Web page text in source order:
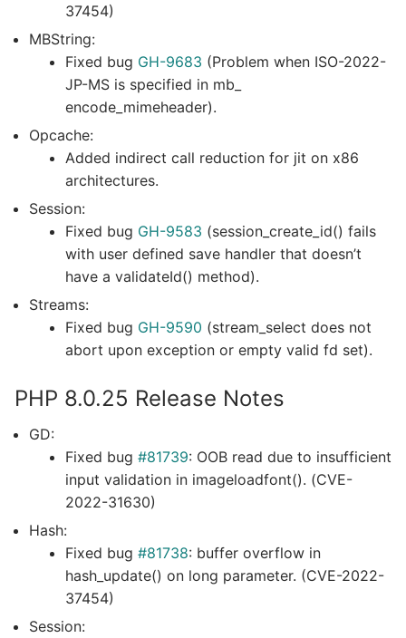
37454)
MBString:
Fixed bug GH-9683 (Problem when ISO-2022-
JP-MS is specified in mb_
encode_mimeheader).
Opcache:
Added indirect call reduction for jit on x86
architectures.
Session:
Fixed bug GH-9583 (session_create_id() fails
with user defined save handler that doesn’t
have a validateId() method).
Streams:
Fixed bug GH-9590 (stream_select does not
abort upon exception or empty valid fd set).
PHP 8.0.25 Release Notes
GD:
Fixed bug #81739: OOB read due to insufficient
input validation in imageloadfont(). (CVE-
2022-31630)
Hash:
Fixed bug #81738: buffer overflow in
hash_update() on long parameter. (CVE-2022-
37454)
Session: